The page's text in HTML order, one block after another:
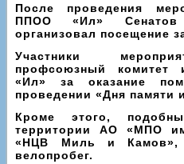
После проведения
ППОО «Ил» Сенатов
организовал посещение
Участники
профсоюзный
«Ил» за оказание
проведении «Дня памяти
Кроме этого,
территории АО «МПО
«НЦВ Миль и Камов»,
велопробег.